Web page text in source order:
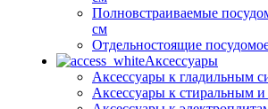
Полновстраиваемые
см
Отдельностоящие
Аксессуары
Аксессуары к гладильным
Аксессуары к стиральным